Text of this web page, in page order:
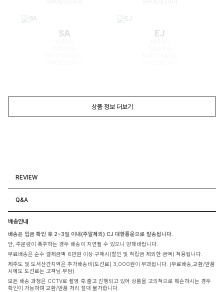
SA EJ
상품 정보 더보기
REVIEW
Q&A
배송안내
배송은 입금 확인 후 2~3일 이내(주말제외) CJ 대한통운으로 발송됩니다.
단, 주문량이 폭주하는 경우 배송이 지연될 수 있으니 양해바랍니다.
무료배송은 순수 결제금액 6만원 이상 구매시(할인 및 적립금 제외한 금액) 적용됩니다.
제주도 및 도서산간지역은 추가배송비(도선료) 3,000원이 부과됩니다. (무료배송,교환/반품
시에도 도선료는 고객님 부담)
모든 배송 과정은 CCTV로 촬영 후 출고 진행되고 있어 상품을 고의적으로 훼손하시는 경우
확인이 가능하며 교환/반품 처리 절대 불가합니다.